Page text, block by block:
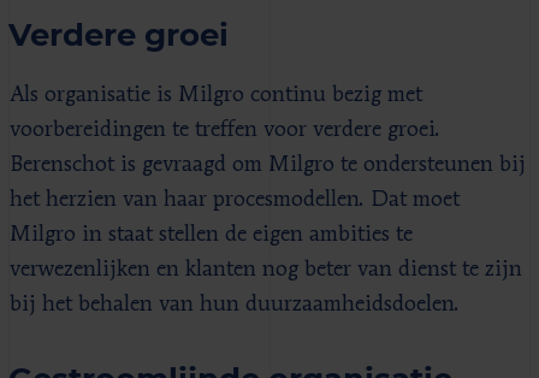
Verdere groei
Als organisatie is Milgro continu bezig met
voorbereidingen te treffen voor verdere groei.
Berenschot is gevraagd om Milgro te ondersteunen bij
het herzien van haar procesmodellen. Dat moet
Milgro in staat stellen de eigen ambities te
verwezenlijken en klanten nog beter van dienst te zijn
bij het behalen van hun duurzaamheidsdoelen.